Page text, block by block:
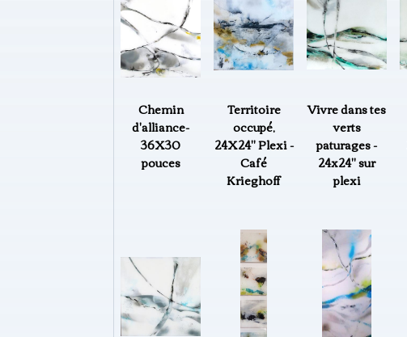
Chemin
d'alliance-
36X30
pouces
Territoire
occupé,
24X24" Plexi -
Café
Krieghoff
Vivre dans tes
verts
paturages -
24x24" sur
plexi